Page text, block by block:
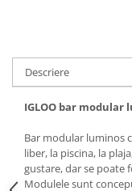
Descriere
IGLOO bar
Bar modular luminos
liber, la piscina, la
gustare, dar se poate
Modulele sunt